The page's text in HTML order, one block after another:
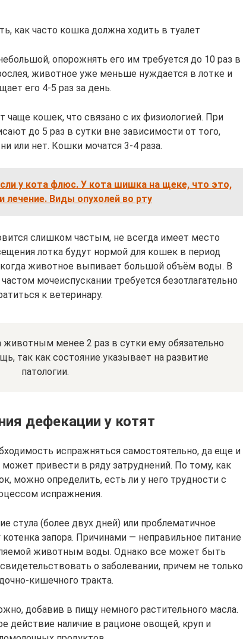
как часто кошка должна ходить в туалет
опорожнять его им требуется до 10 раз в
животное уже меньше нуждается в лотке и
его 4-5 раз за день.
кошек, что связано с их физиологией. При
до 5 раз в сутки вне зависимости от того,
или нет. Кошки мочатся 3-4 раза.
у кота флюс. У кота шишка на щеке, что это,
лечение. Виды опухолей во рту
слишком частым, не всегда имеет место
лотка будут нормой для кошек в период
животное выпивает большой объём воды. В
мочеиспускании требуется безотлагательно
к ветеринару.
менее 2 раз в сутки ему обязательно
так как состояние указывает на развитие
патологии.
дефекации у котят
испражняться самостоятельно, да еще и
привести в ряду затруднений. По тому, как
можно определить, есть ли у него трудности с
испражнения.
стула (более двух дней) или проблематичное
запора. Причинами — неправильное питание
животным воды. Однако все может быть
о заболевании, причем не только
кишечного тракта.
добавив в пищу немного растительного масла.
действие наличие в рационе овощей, круп и